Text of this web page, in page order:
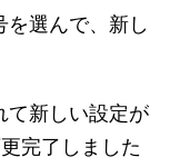
を選んで、新し
て新しい設定が
完了しました